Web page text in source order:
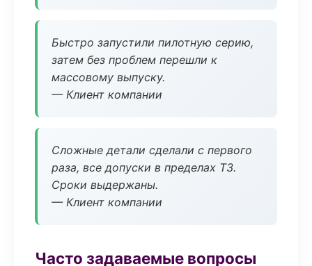
Быстро запустили пилотную серию,
затем без проблем перешли к
массовому выпуску.
— Клиент компании
Сложные детали сделали с первого
раза, все допуски в пределах ТЗ.
Сроки выдержаны.
— Клиент компании
Часто задаваемые вопросы